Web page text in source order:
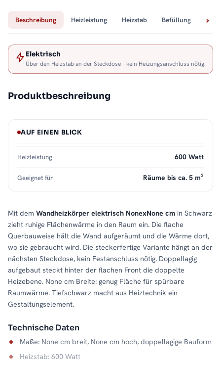
Beschreibung Heizleistung Heizstab Befüllung
Elektrisch
Über den Heizstab an der Steckdose – kein Heizungsanschluss nötig.
Produktbeschreibung
Mit dem Wandheizkörper elektrisch NonexNone cm in Schwarz
zieht ruhige Flächenwärme in den Raum ein. Die flache
Querbauweise hält die Wand aufgeräumt und die Wärme dort,
wo sie gebraucht wird. Die steckerfertige Variante hängt an der
nächsten Steckdose, kein Festanschluss nötig. Doppellagig
aufgebaut steckt hinter der flachen Front die doppelte
Heizebene. None cm Breite: genug Fläche für spürbare
Raumwärme. Tiefschwarz macht aus Heiztechnik ein
Gestaltungselement.
Technische Daten
Maße: None cm breit, None cm hoch, doppellagige Bauform
Heizstab: 600 Watt
AUF EINEN BLICK
Heizleistung 600 Watt
Geeignet für Räume bis ca. 5 m²